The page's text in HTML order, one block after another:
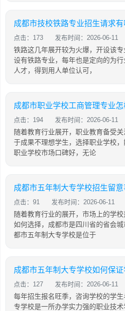
成都市技校铁路专业招生请求
点击：173 发布时间：2026-06-11
铁路这几年展开较为火爆，开设该
设有铁路专业，每年也是定向的为
人才，得到用人单位认可，
成都市职业学校工商管理专业
点击：194 发布时间：2026-06-11
随着教育行业展开，职业教育备受
于成果不理想学生，选择职业学校
职业学校市场口碑好，无论
成都市五年制大专学校招生留意
点击：91 发布时间：2026-06-11
随着教育行业的展开，市场上的学
如何选择，成都市是四川省的省会
都市五年制大专学校是位于
成都市五年制大专学校如何保
点击：127 发布时间：2026-06-11
每年招生报名旺季，咨询学校的学
专学校是一所办学实力强的职业技